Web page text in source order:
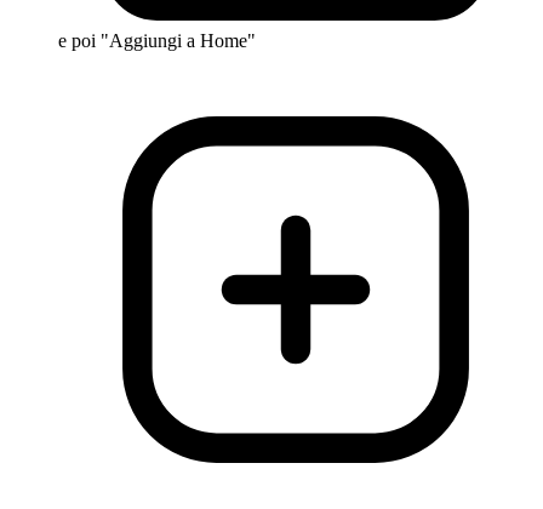
e poi "Aggiungi a Home"